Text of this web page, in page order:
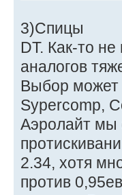
3)Спицы
DT. Как-то
аналогов
Выбор может
Sypercomp,
Аэролайт мы
2.34, хотя
против